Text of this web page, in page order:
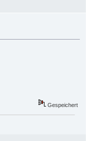
Gespeichert